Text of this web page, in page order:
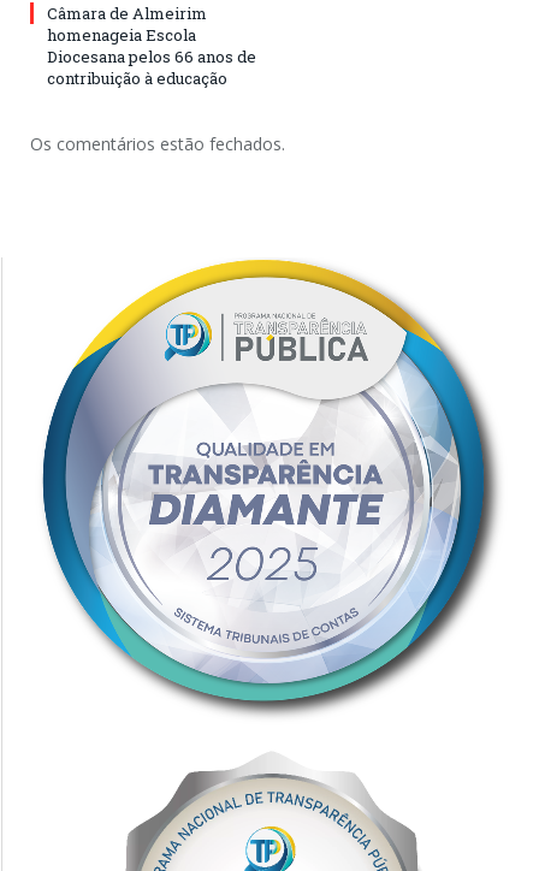
Câmara de Almeirim
homenageia Escola
Diocesana pelos 66 anos de
contribuição à educação
Os comentários estão fechados.